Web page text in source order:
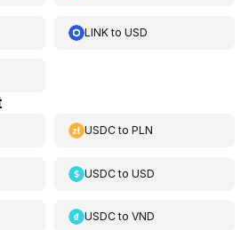
LINKtoUSD
USDCtoPLN
USDCtoUSD
USDCtoVND